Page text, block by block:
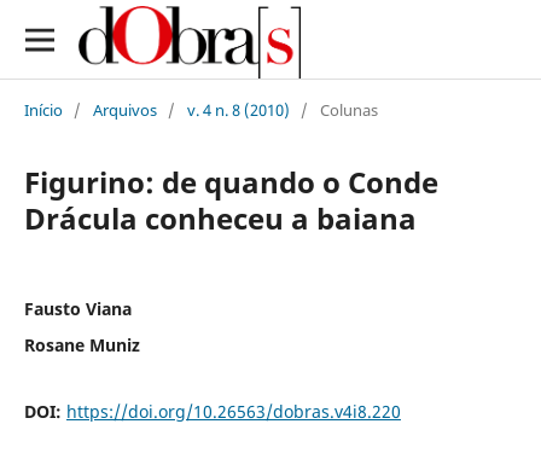
Início / Arquivos / v. 4 n. 8 (2010) / Colunas
Figurino: de quando o Conde
Drácula conheceu a baiana
Fausto Viana
Rosane Muniz
DOI: https://doi.org/10.26563/dobras.v4i8.220